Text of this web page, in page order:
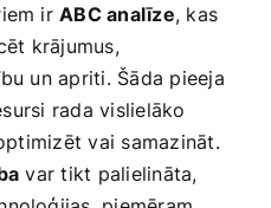
irABC analīze, kas
krājumus,
un apriti. Šāda pieeja
rada vislielāko
vai samazināt.
var tikt palielināta,